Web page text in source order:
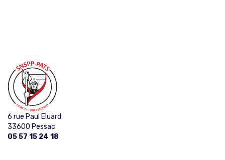
6 rue Paul Eluard
33600 Pessac
05 57 15 24 18